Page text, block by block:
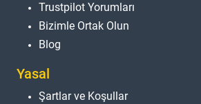
Trustpilot Yorumları
Bizimle Ortak Olun
Blog
Yasal
Şartlar ve Koşullar